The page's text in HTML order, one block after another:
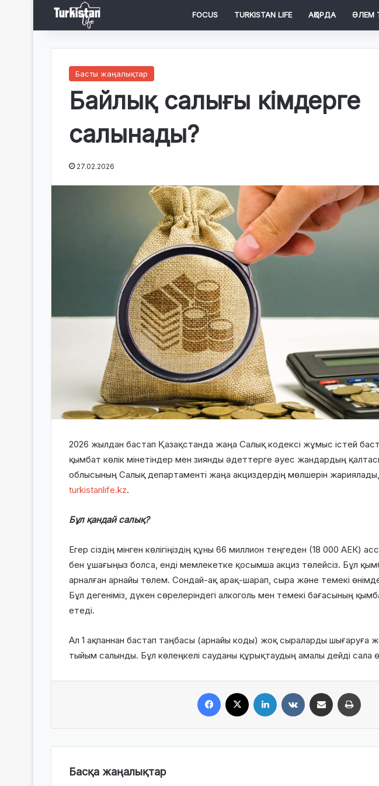
FOCUS TURKISTAN LIFE АҚОРДА ӘЛЕМ
Басты жаңалықтар
Байлық салығы кімдерге
салынады?
27.02.2026
2026 жылдан бастап Қазақстанда жаңа Салық кодексі жұмыс істей
қымбат көлік мінетіндер мен зиянды әдеттерге әуес жандардың
облысының Салық департаменті жаңа акциздердің мөлшерін
turkistanlife.kz.
Бұл қандай салық?
Егер сіздің мінген көлігіңіздің құны 66 миллион теңгеден (18 000 АЕК)
бен ұшағыңыз болса, енді мемлекетке қосымша акциз төлейсіз. Бұл
арналған арнайы төлем. Сондай-ақ арақ-шарап, сыра және темекі
Бұл дегеніміз, дүкен сөрелеріндегі алкоголь мен темекі бағасының
етеді.
Ал 1 ақпаннан бастап таңбасы (арнайы коды) жоқ сыраларды шығаруға
тыйым салынды. Бұл көлеңкелі сауданы құрықтаудың амалы дейді сала
Басқа жаңалықтар